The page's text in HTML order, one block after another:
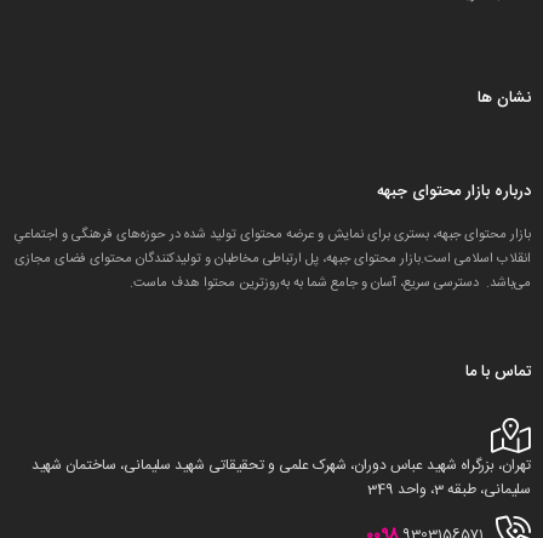
نشان ها
درباره بازار محتوای جبهه
بازار محتوای جبهه، بستری برای نمایش و عرضه محتوای تولید شده در حوزه‌های فرهنگی و اجتماعیِ
انقلاب اسلامی است.بازار محتوای جبهه، پل ارتباطی مخاطبان و تولید‌کنندگان محتوای فضای مجازی
می‌باشد. دسترسی سریع، آسان و جامع شما به به‌روزترین محتوا هدف ماست.
تماس با ما
تهران، بزرگراه شهید عباس دوران، شهرک علمی و تحقیقاتی شهید سلیمانی، ساختمان شهید
سلیمانی، طبقه 3، واحد 349